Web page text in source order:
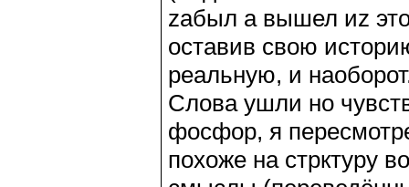
zабыл а вышел иz
оставив свою
реальную, и
Слова ушли но
фосфор, я
похоже на стрктуру